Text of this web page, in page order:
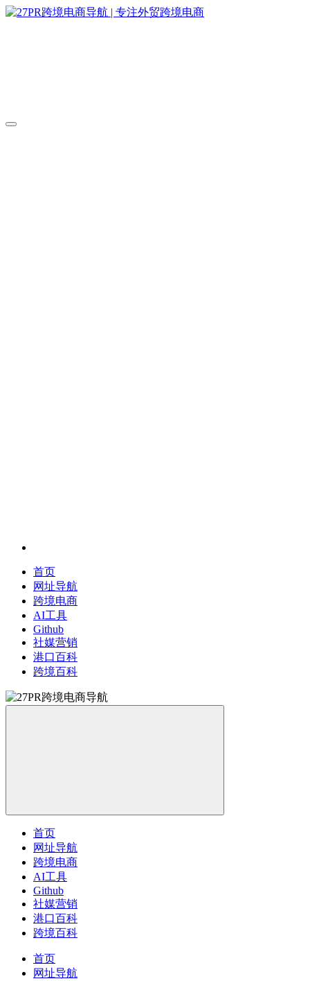
首页
网址导航
跨境电商
AI工具
Github
社媒营销
港口百科
跨境百科
首页
网址导航
跨境电商
AI工具
Github
社媒营销
港口百科
跨境百科
首页
网址导航